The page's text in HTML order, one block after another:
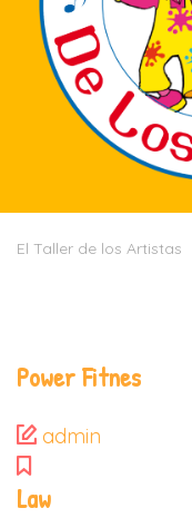
El Taller de los Artistas
Power Fitnes
admin
Law